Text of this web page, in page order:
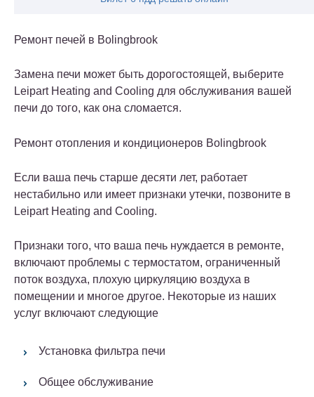
Ремонт печей в Bolingbrook
Замена печи может быть дорогостоящей, выберите
Leipart Heating and Cooling для обслуживания вашей
печи до того, как она сломается.
Ремонт отопления и кондиционеров Bolingbrook
Если ваша печь старше десяти лет, работает
нестабильно или имеет признаки утечки, позвоните в
Leipart Heating and Cooling.
Признаки того, что ваша печь нуждается в ремонте,
включают проблемы с термостатом, ограниченный
поток воздуха, плохую циркуляцию воздуха в
помещении и многое другое. Некоторые из наших
услуг включают следующие
Установка фильтра печи
Общее обслуживание